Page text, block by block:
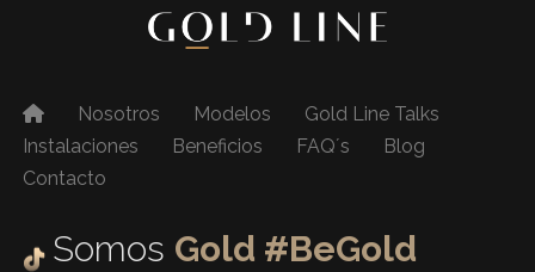
Nosotros Modelos
Gold Line Talks
Instalaciones
Beneficios FAQ´s
Blog
Contacto
Somos Gold #BeGold